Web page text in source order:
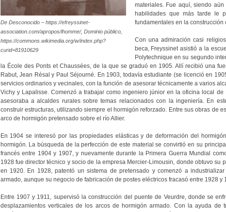
De Desconocido – https://efreyssinet-
association.com/apropos/lhomme/, Dominio público,
https://commons.wikimedia.org/w/index.php?
curid=81910629
materiales. Fue aquí, siendo
habilidades que más tarde le
fundamentales en la construcción
Con una admiración casi
beca, Freyssinet asistió a la
Polytechnique en su segundo
la École des Ponts et Chaussées, de la que se graduó en 1905. Allí recibió una
Rabut, Jean Résal y Paul Séjourné. En 1903, todavía estudiante (se licenció en
servicios ordinarios y vecinales, con la función de asesorar técnicamente a varios
Vichy y Lapalisse. Comenzó a trabajar como ingeniero júnior en la oficina local
asesoraba a alcaldes rurales sobre temas relacionados con la ingeniería. En
construir estructuras, utilizando siempre el hormigón reforzado. Entre sus obras de
arco de hormigón pretensado sobre el río Allier.
En 1904 se interesó por las propiedades elásticas y de deformación del
hormigón. La búsqueda de la perfección de este material se convirtió en su
francés entre 1904 y 1907, y nuevamente durante la Primera Guerra Mundial
1928 fue director técnico y socio de la empresa Mercier-Limousin, donde obtuvo su
en 1920. En 1928, patentó un sistema de pretensado y comenzó a
armado, aunque su negocio de fabricación de postes eléctricos fracasó entre 1928 y
Entre 1907 y 1911, supervisó la construcción del puente de Veurdre, donde se
desplazamientos verticales de los arcos de hormigón armado. Con la ayuda de